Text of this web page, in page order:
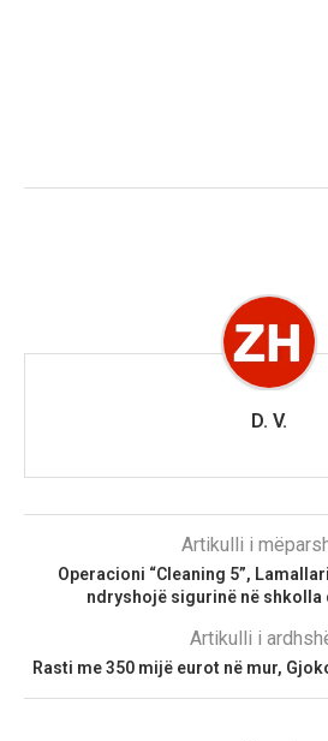
D. V.
Artikulli i
Operacioni “Cleaning 5”,
ndryshojë sigurinë në shkolla
Artikulli i
Rasti me 350 mijë eurot në mur,